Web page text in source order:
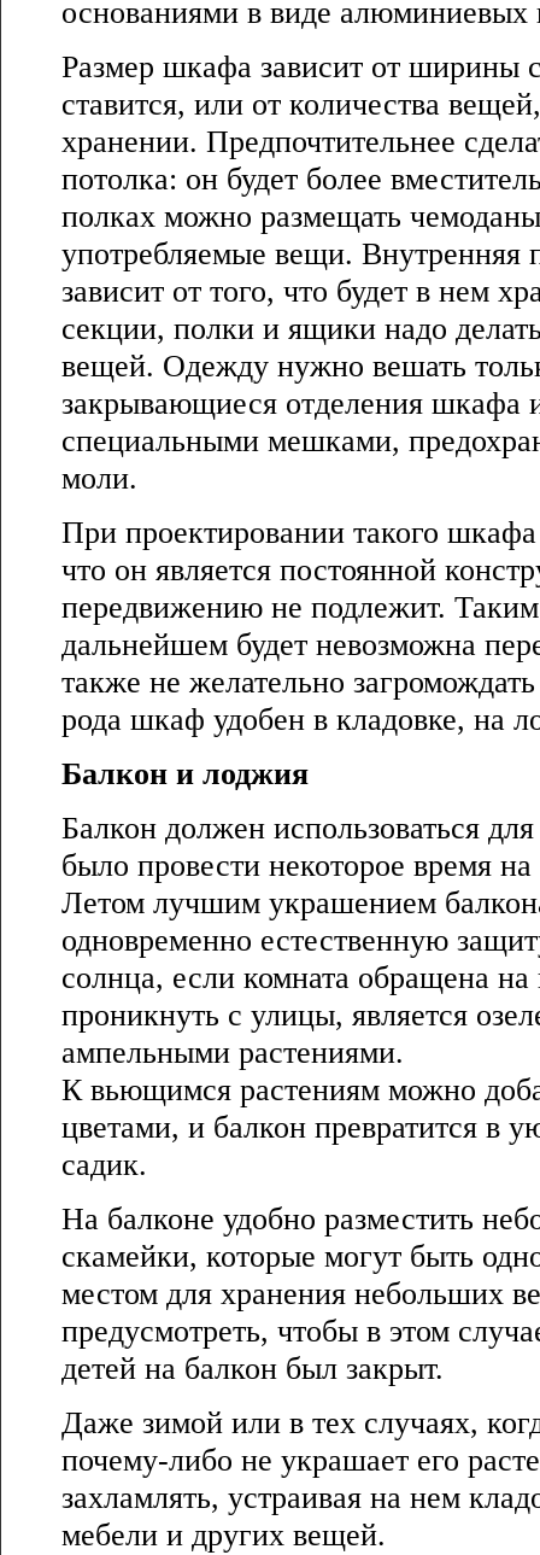
основаниями в виде алюминиевых
Размер шкафа зависит от ширины
ставится, или от количества
хранении. Предпочтительнее
потолка: он будет более
полках можно размещать
употребляемые вещи. Внутренняя
зависит от того, что будет в нем
секции, полки и ящики надо
вещей. Одежду нужно вешать
закрывающиеся отделения шкафа
специальными мешками,
моли.
При проектировании такого
что он является постоянной
передвижению не подлежит.
дальнейшем будет невозможна
также не желательно
рода шкаф удобен в кладовке, на
Балкон и лоджия
Балкон должен использоваться
было провести некоторое время
Летом лучшим украшением
одновременно естественную
солнца, если комната обращена
проникнуть с улицы, является
ампельными растениями.
К вьющимся растениям можно
цветами, и балкон превратится в
садик.
На балконе удобно разместить
скамейки, которые могут быть
местом для хранения небольших
предусмотреть, чтобы в этом
детей на балкон был закрыт.
Даже зимой или в тех случаях,
почему-либо не украшает его
захламлять, устраивая на нем
мебели и других вещей.